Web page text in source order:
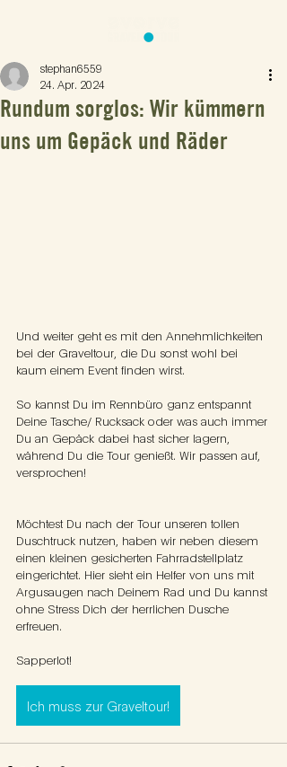
Rundum sorglos: Wir kümmern
uns um Gepäck und Räder
stephan6559
24. Apr. 2024
Und weiter geht es mit den Annehmlichkeiten
bei der Graveltour, die Du sonst wohl bei
kaum einem Event finden wirst.
So kannst Du im Rennbüro ganz entspannt
Deine Tasche/ Rucksack oder was auch immer
Du an Gepäck dabei hast sicher lagern,
während Du die Tour genießt. Wir passen auf,
versprochen!
Möchtest Du nach der Tour unseren tollen
Duschtruck nutzen, haben wir neben diesem
einen kleinen gesicherten Fahrradstellplatz
eingerichtet. Hier sieht ein Helfer von uns mit
Argusaugen nach Deinem Rad und Du kannst
ohne Stress Dich der herrlichen Dusche
erfreuen.
Sapperlot!
Ich muss zur Graveltour!